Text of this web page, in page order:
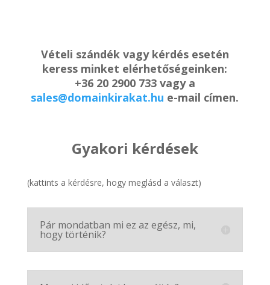
Vételi szándék vagy kérdés esetén
keress minket elérhetőségeinken:
+36 20 2900 733 vagy a
sales@domainkirakat.hu e-mail címen.
Gyakori kérdések
(kattints a kérdésre, hogy meglásd a választ)
Pár mondatban mi ez az egész, mi,
hogy történik?